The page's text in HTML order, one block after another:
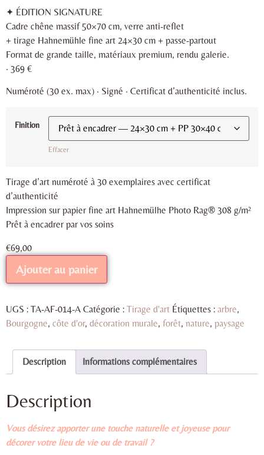
✦ ÉDITION SIGNATURE
Cadre chêne massif 50×70 cm, verre anti-reflet
+ tirage Hahnemühle fine art 24×30 cm + passe-partout
Format de grande taille, matériaux premium, rendu galerie.
· 369 €
Numéroté (30 ex. max) · Signé · Certificat d’authenticité inclus.
Finition
Effacer
Tirage d’art numéroté à 30 exemplaires avec certificat
d’authenticité
Impression sur papier fine art Hahnemülhe Photo Rag® 308 g/m²
Prêt à encadrer par vos soins
€69,00
Ajouter au panier
UGS : TA-AF-014-A Catégorie : Tirage d'art Étiquettes : arbre,
Bourgogne, côte d'or, décoration murale, forêt, nature, paysage
Description Informations complémentaires
Description
Vous désirez apporter une touche naturelle et joyeuse pour
décorer votre lieu de vie ou de travail ?